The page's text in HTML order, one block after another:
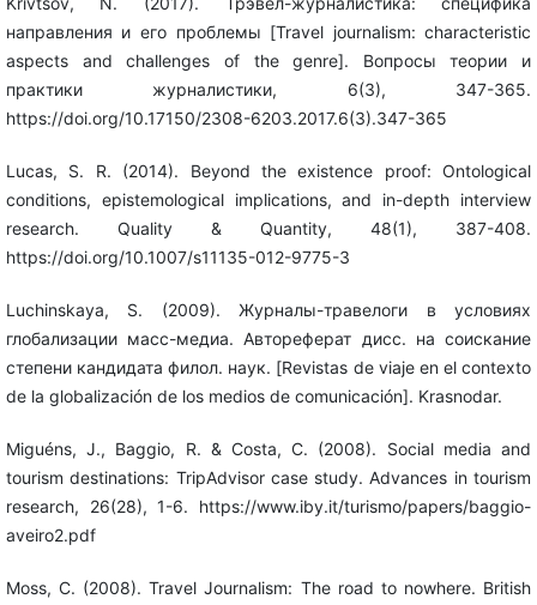
направления и его проблемы [Travel journalism: characteristic
aspects and challenges of the genre]. Вопросы теории и
практики журналистики, 6(3), 347-365.
https://doi.org/10.17150/2308-6203.2017.6(3).347-365
Lucas, S. R. (2014). Beyond the existence proof: Ontological
conditions, epistemological implications, and in-depth interview
research. Quality & Quantity, 48(1), 387-408.
https://doi.org/10.1007/s11135-012-9775-3
Luchinskaya, S. (2009). Журналы-травелоги в условиях
глобализации масс-медиа. Автореферат дисс. на соискание
степени кандидата филол. наук. [Revistas de viaje en el contexto
de la globalización de los medios de comunicación]. Krasnodar.
Miguéns, J., Baggio, R. & Costa, C. (2008). Social media and
tourism destinations: TripAdvisor case study. Advances in tourism
research, 26(28), 1-6. https://www.iby.it/turismo/papers/baggio-
aveiro2.pdf
Moss, C. (2008). Travel Journalism: The road to nowhere. British